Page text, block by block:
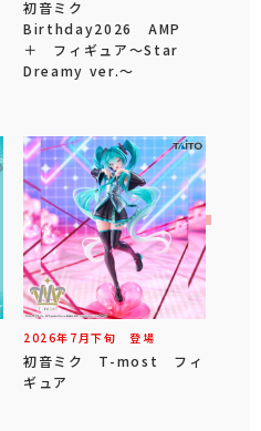
初音ミク
Birthday2026 AMP
＋ フィギュア～Star
Dreamy ver.～
2026年 7 月下旬 登場
初音ミク T-most フィ
ギュア